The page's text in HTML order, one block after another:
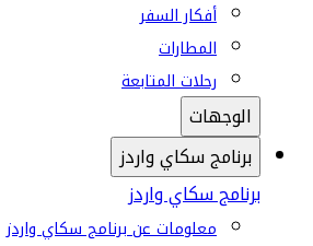
أفكار السفر
المطارات
رحلات المتابعة
الوجهات
برنامج سكاي واردز
برنامج سكاي واردز
معلومات عن برنامج سكاي واردز